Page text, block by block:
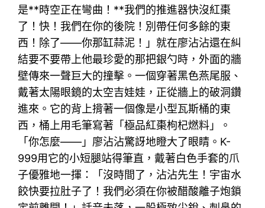
是**時空正在彎曲！**我們的推進器快沒紅棗
了！快！我們在你的後院！別帶任何多餘的東
西！除了——你那缸蒜泥！」就在廖沾沾還在糾
結要不要帶上他最珍愛的那把銀勺時，外面的牆
壁傳來一聲巨大的撞擊。一個穿著黑色燕尾服、
戴著太陽眼鏡的太空吉娃娃，正從牆上的破洞鑽
進來。它的背上揹著一個像是小型瓦斯桶的東
西，桶上用毛筆寫著「極品紅棗枸杞燃料」。
「你怎麼——」廖沾沾驚訝地瞪大了眼睛。K-
999用它的小短腿站得筆直，戴著白色手套的爪
子優雅地一揮：「沒時間了，沾沾先生！宇宙水
餃快要拉肚子了！我們必須在你被醋酸離子炮鎖